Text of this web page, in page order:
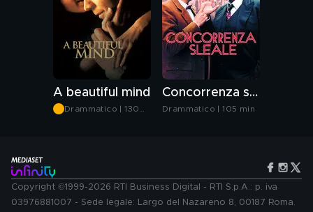
A beautiful mind
Drammatico | 130
Concorrenza sleale
Drammatico | 105 min
Copyright ©1999-2026 RTI Business Digital - RTI S.p.A.: p. iva
03976881007 - Sede legale: Largo del Nazareno 8, 00187 Roma.